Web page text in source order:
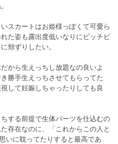
スカートはお姫様っぽくて可愛ら
た姿も露出度低いなりにピッチピ
頬ずりしたい。
から生えっちし放題なの良いよ
勝手生えっちさせてもらってた
して妊娠しちゃったりしても良
する前提で生体パーツを仕込むの
存在なのに、「これからこの人と
に耽ってたりすると最高であ